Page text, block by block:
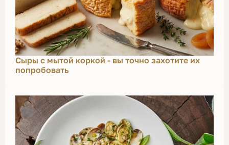
Сыры с мытой коркой - вы точно захотите их
попробовать